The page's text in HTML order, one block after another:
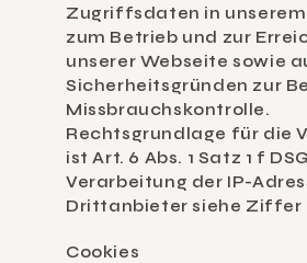
Zugriffsdaten in
zum Betrieb und zur
unserer Webseite sowie
Sicherheitsgründen zur
Missbrauchskontrolle.
Rechtsgrundlage für die
ist Art. 6 Abs. 1 Satz 1 f
Verarbeitung der IP-
Drittanbieter siehe Ziffer
Cookies